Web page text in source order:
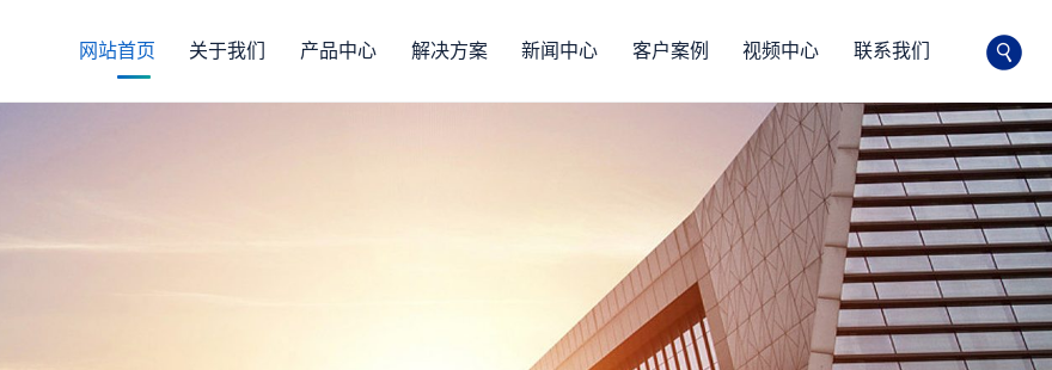
网站首页 关于我们 产品中心 解决方案 新闻中心 客户案例 视频中心 联系我们